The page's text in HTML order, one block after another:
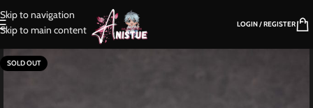
Skip to navigation
Skip to main content
LOGIN / REGISTER
SOLD OUT